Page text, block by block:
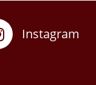
Instagram